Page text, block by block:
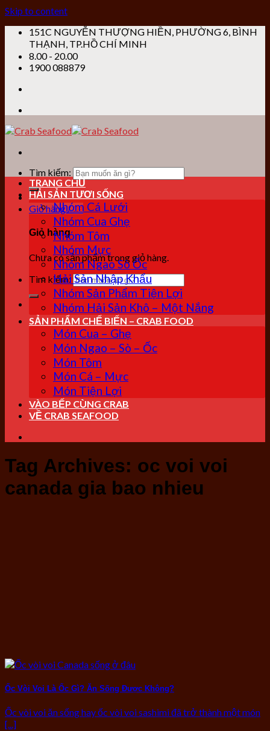
Skip to content
151C NGUYỄN THƯỢNG HIỀN, PHƯỜNG 6, BÌNH
THẠNH, TP.HỒ CHÍ MINH
8.00 - 20.00
1900 088879
Tìm kiếm:
Giỏ hàng /0₫
Giỏ hàng
Chưa có sản phẩm trong giỏ hàng.
Tìm kiếm:
TRANG CHỦ
HẢI SẢN TƯƠI SỐNG
Nhóm Cá Lưới
Nhóm Cua Ghẹ
Nhóm Tôm
Nhóm Mực
Nhóm Ngao Sò Ốc
Hải Sản Nhập Khẩu
Nhóm Sản Phẩm Tiện Lợi
Nhóm Hải Sản Khô – Một Nắng
SẢN PHẨM CHẾ BIẾN – CRAB FOOD
Món Cua – Ghẹ
Món Ngao – Sò – Ốc
Món Tôm
Món Cá – Mực
Món Tiện Lợi
VÀO BẾP CÙNG CRAB
VỀ CRAB SEAFOOD
Tag Archives: oc voi voi
canada gia bao nhieu
Ốc Vòi Voi Là Ốc Gì? Ăn Sống Được Không?
Ốc vòi voi ăn sống hay ốc vòi voi sashimi đã trở thành một món
[...]